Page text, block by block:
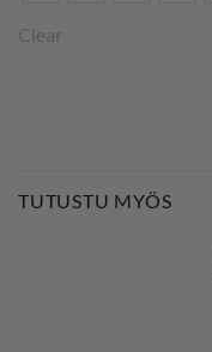
Clear
TUTUSTU MYÖS